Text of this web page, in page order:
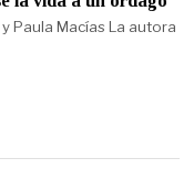
Paula Macías La autora